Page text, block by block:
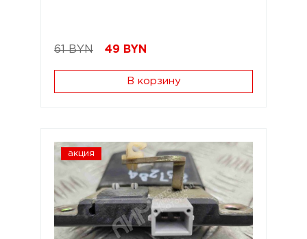
61 BYN 49 BYN
В корзину
акция